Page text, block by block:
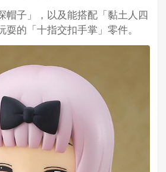
帽子」，以及能搭配「黏土人四
耍的「十指交扣手掌」零件。